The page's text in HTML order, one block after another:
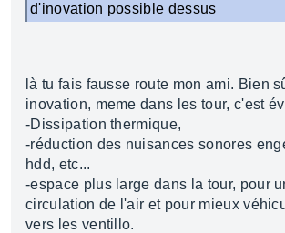
d'inovation possible dessus
là tu fais fausse route mon ami. Bien
inovation, meme dans les tour, c'est
-Dissipation thermique,
-réduction des nuisances sonores
hdd, etc...
-espace plus large dans la tour, pour
circulation de l'air et pour mieux
vers les ventillo.